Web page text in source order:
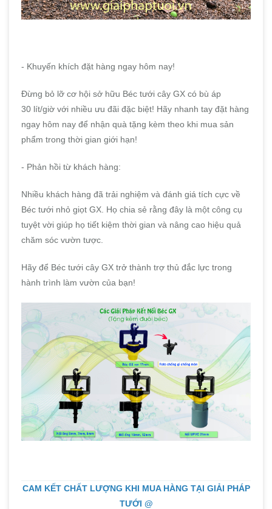
- Khuyến khích đặt hàng ngay hôm nay!
Đừng bỏ lỡ cơ hội sở hữu Béc tưới cây GX có bù áp
30 lít/giờ với nhiều ưu đãi đặc biệt! Hãy nhanh tay đặt hàng
ngay hôm nay để nhận quà tặng kèm theo khi mua sản
phẩm trong thời gian giới hạn!
- Phản hồi từ khách hàng:
Nhiều khách hàng đã trải nghiệm và đánh giá tích cực về
Béc tưới nhỏ giọt GX. Họ chia sẻ rằng đây là một công cụ
tuyệt vời giúp họ tiết kiệm thời gian và nâng cao hiệu quả
chăm sóc vườn tược.
Hãy để Béc tưới cây GX trở thành trợ thủ đắc lực trong
hành trình làm vườn của bạn!
CAM KẾT CHẤT LƯỢNG KHI MUA HÀNG TẠI GIẢI PHÁP
TƯỚI @